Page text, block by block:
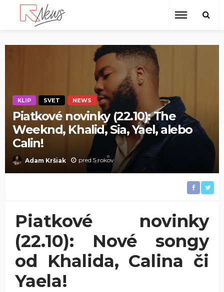
KLIP SVET NEWS
Piatkové novinky (22.10): The
Weeknd, Khalid, Sia, Yael, alebo
Calin!
Adam Kršiak pred 5 rokov
Piatkové novinky
(22.10): Nové songy
od Khalida, Calina či
Yaela!